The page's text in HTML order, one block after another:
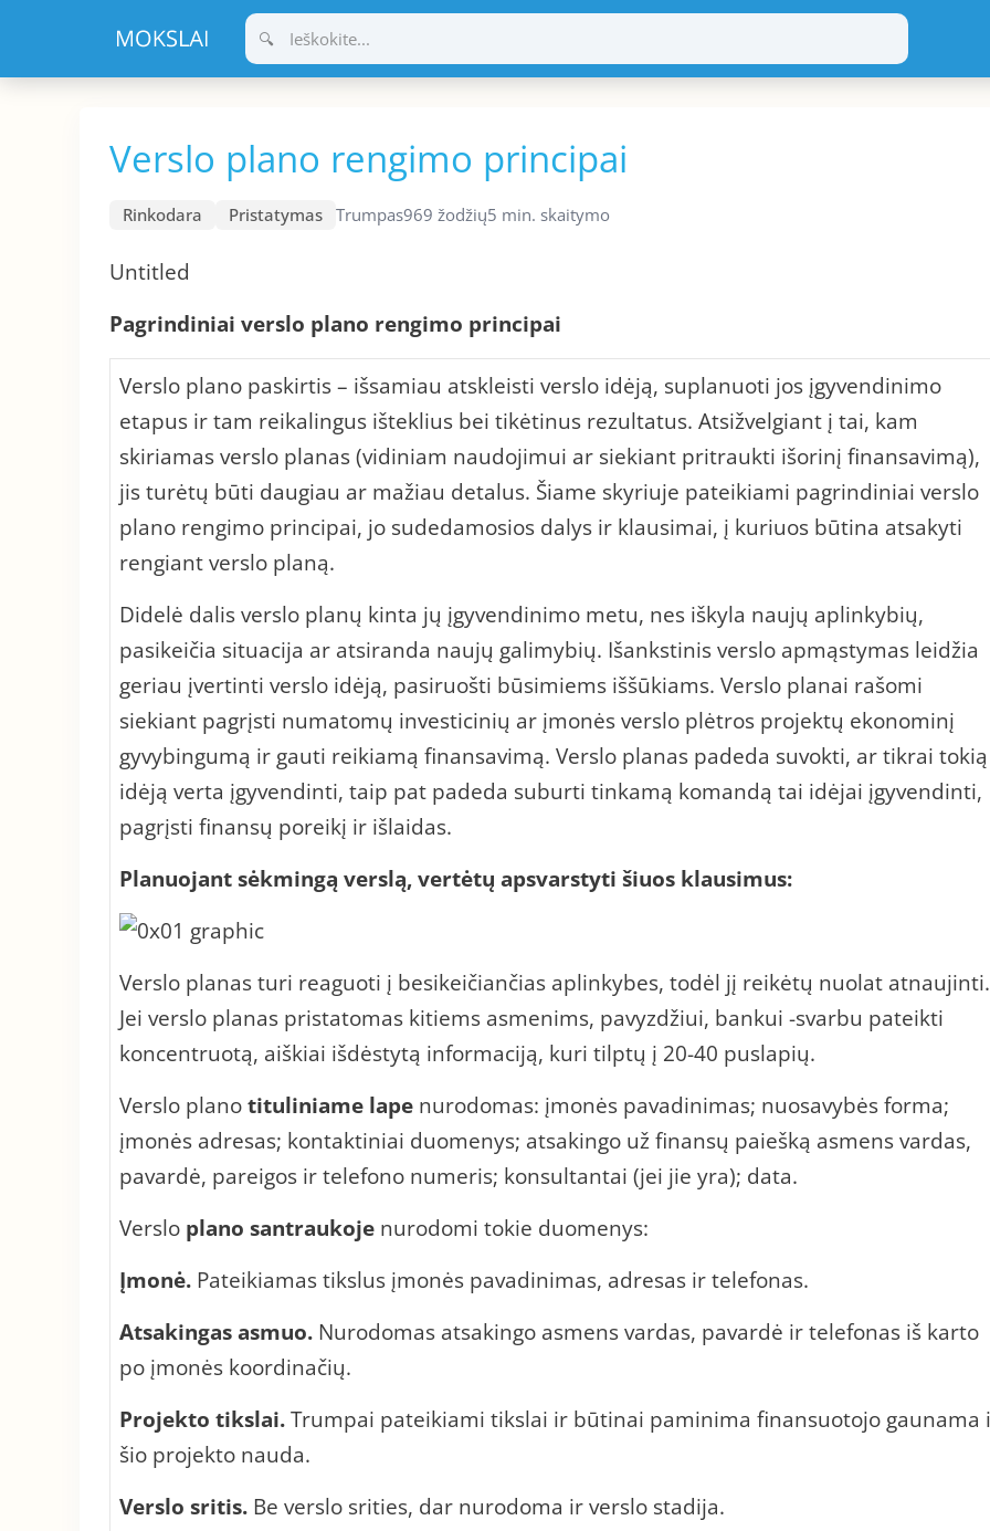
turinio
Verslo plano rengimo principai
Rinkodara Pristatymas Trumpas969 žodžių5 min. skaitymo
Untitled
Pagrindiniai verslo plano rengimo principai
Verslo plano paskirtis – išsamiau atskleisti verslo idėją, suplanuoti jos įgyvendinimo
etapus ir tam reikalingus išteklius bei tikėtinus rezultatus. Atsižvelgiant į tai, kam
skiriamas verslo planas (vidiniam naudojimui ar siekiant pritraukti išorinį finansavimą),
jis turėtų būti daugiau ar mažiau detalus. Šiame skyriuje pateikiami pagrindiniai verslo
plano rengimo principai, jo sudedamosios dalys ir klausimai, į kuriuos būtina atsakyti
rengiant verslo planą.
Didelė dalis verslo planų kinta jų įgyvendinimo metu, nes iškyla naujų aplinkybių,
pasikeičia situacija ar atsiranda naujų galimybių. Išankstinis verslo apmąstymas leidžia
geriau įvertinti verslo idėją, pasiruošti būsimiems iššūkiams. Verslo planai rašomi
siekiant pagrįsti numatomų investicinių ar įmonės verslo plėtros projektų ekonominį
gyvybingumą ir gauti reikiamą finansavimą. Verslo planas padeda suvokti, ar tikrai tokią
idėją verta įgyvendinti, taip pat padeda suburti tinkamą komandą tai idėjai įgyvendinti,
pagrįsti finansų poreikį ir išlaidas.
Planuojant sėkmingą verslą, vertėtų apsvarstyti šiuos klausimus:
Verslo planas turi reaguoti į besikeičiančias aplinkybes, todėl jį reikėtų nuolat atnaujinti.
Jei verslo planas pristatomas kitiems asmenims, pavyzdžiui, bankui -svarbu pateikti
koncentruotą, aiškiai išdėstytą informaciją, kuri tilptų į 20-40 puslapių.
Verslo planotituliniame lape nurodomas: įmonės pavadinimas; nuosavybės forma;
įmonės adresas; kontaktiniai duomenys; atsakingo už finansų paiešką asmens vardas,
pavardė, pareigos ir telefono numeris; konsultantai (jei jie yra); data.
Verslo plano santraukoje nurodomi tokie duomenys:
Įmonė. Pateikiamas tikslus įmonės pavadinimas, adresas ir telefonas.
Atsakingas asmuo. Nurodomas atsakingo asmens vardas, pavardė ir telefonas iš karto
po įmonės koordinačių.
Projekto tikslai.Trumpai pateikiami tikslai ir būtinai paminima finansuotojo gaunama
šio projekto nauda.
Verslo sritis. Be verslo srities, dar nurodoma ir verslo stadija.